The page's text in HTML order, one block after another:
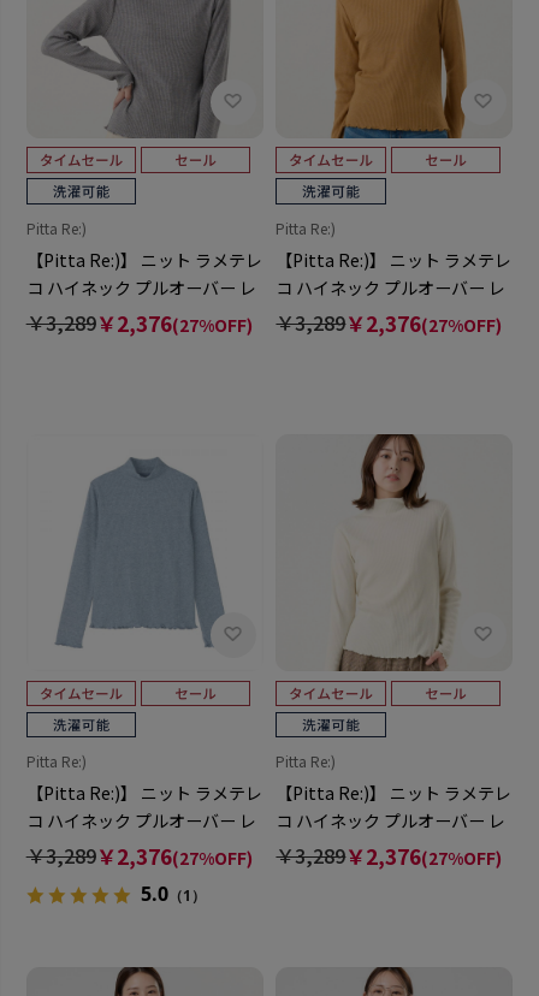
Pitta Re:)
【Pitta Re:)】 ニット ラメテレ
コ ハイネック プルオーバー レ
ディース
￥3,289￥2,376(27%OFF)
Pitta Re:)
【Pitta Re:)】 ニット ラメテレ
コ ハイネック プルオーバー レ
ディース
￥3,289￥2,376(27%OFF)
Pitta Re:)
【Pitta Re:)】 ニット ラメテレ
コ ハイネック プルオーバー レ
ディース
￥3,289￥2,376(27%OFF)
5.0（1）
Pitta Re:)
【Pitta Re:)】 ニット ラメテレ
コ ハイネック プルオーバー レ
ディース
￥3,289￥2,376(27%OFF)